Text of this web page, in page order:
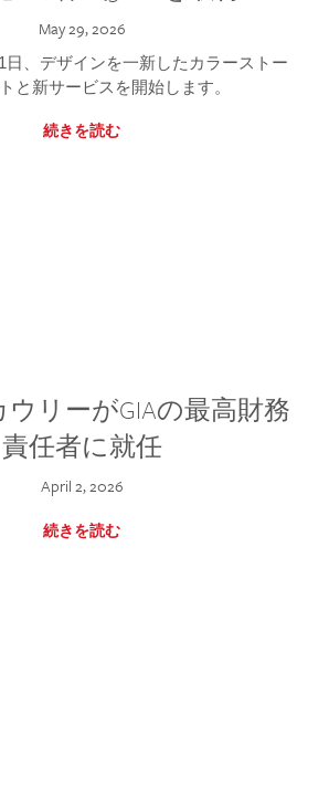
May 29, 2026
日、デザインを一新したカラーストー
と新サービスを開始します。
続きを読む
リーがGIAの最高財務
責任者に就任
April 2, 2026
続きを読む